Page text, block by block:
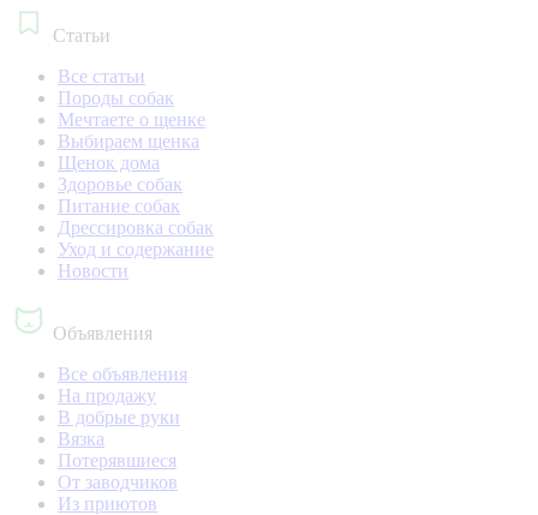
Статьи
Все статьи
Породы собак
Мечтаете о щенке
Выбираем щенка
Щенок дома
Здоровье собак
Питание собак
Дрессировка собак
Уход и содержание
Новости
Объявления
Все объявления
На продажу
В добрые руки
Вязка
Потерявшиеся
От заводчиков
Из приютов